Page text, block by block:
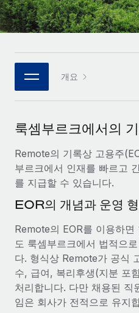
연결 새로운
통합
핵심 비즈니스 도구로 프로세
전문가 상담
글로벌 인사 및 규정 준수 업
신원 조사
규정 준수 관련 위험에 선제
기기 관리
전 세계 IT 장비 제공 및 추적
법인 설립
REMOTE 파트너 되기
플랫폼에 글로벌 HR을 유연하
Remote와의 파트너십 기회
Remote Build 곧 제공
사례 연구
직무 설명 라이브러리
이벤트
급여 및 인재 인사이트
지원받기
글로벌 급여
EOR 및 PEO
계약자 관리
Português (Portugal)
한국어
개요
룩셈부르크에서의
Remote의 기록상 고용주
부르크에서 인재를 빠르고
를 지급할 수 있습니다.
EOR의 개념과 운영
Remote의 EOR를 이용하
도 룩셈부르크에서 법적으
다. 형식상 Remote가 공식
수, 급여, 복리후생(지분 포
처리합니다. 다만 채용된 직
임은 회사가 전적으로 유지